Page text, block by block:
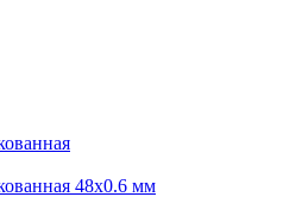
48x0.6 мм